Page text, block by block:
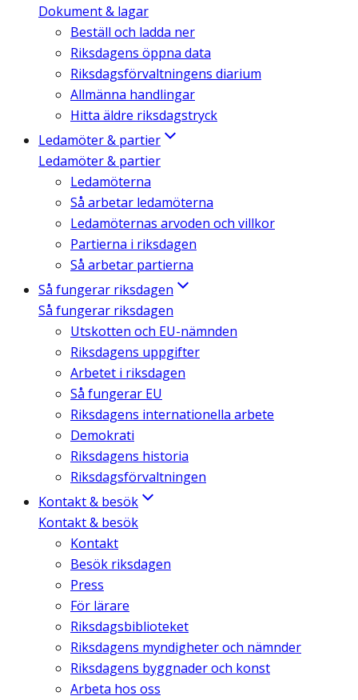
Dokument & lagar
Beställ och ladda ner
Riksdagens öppna data
Riksdagsförvaltningens diarium
Allmänna handlingar
Hitta äldre riksdagstryck
Ledamöter & partier
Ledamöter & partier
Ledamöterna
Så arbetar ledamöterna
Ledamöternas arvoden och villkor
Partierna i riksdagen
Så arbetar partierna
Så fungerar riksdagen
Så fungerar riksdagen
Utskotten och EU-nämnden
Riksdagens uppgifter
Arbetet i riksdagen
Så fungerar EU
Riksdagens internationella arbete
Demokrati
Riksdagens historia
Riksdagsförvaltningen
Kontakt & besök
Kontakt & besök
Kontakt
Besök riksdagen
Press
För lärare
Riksdagsbiblioteket
Riksdagens myndigheter och nämnder
Riksdagens byggnader och konst
Arbeta hos oss